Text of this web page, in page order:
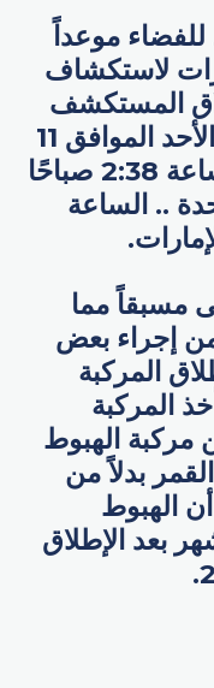
موعداً
لاستكشاف
المستكشف
راشد نحو سطح القمر يوم الأحد الموافق 11
ديسمبر 2022 في تمام الساعة 2:38 صباحًا
.. الساعة
مسبقاً مما
إجراء بعض
المركبة
المركبة
مركبة الهبوط
بدلاً من
الهبوط
بعد الإطلاق